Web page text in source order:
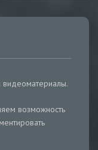
видеоматериалы.
возможность